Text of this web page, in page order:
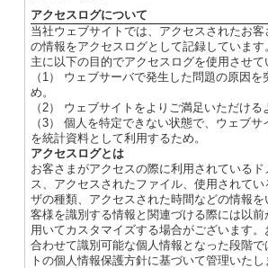
アクセスログについて
当社ウェブサイトでは、アクセスされたお客
の情報をアクセスログとして記録しています
主に以下の目的でアクセスログを使用させて
（1） ウェブサーバで発生した問題の原因
め。
（2） ウェブサイトをよりご満足いただける
（3） 個人を特定できない状態で、ウェブ
を統計資料として利用するため。
アクセスログとは
お客さまがアクセスの際に利用されている
ス、アクセスされたファイル、使用されて
ザの種類、アクセスされた時間などの情報
客様を識別する情報と関連づける際には以
用いてカスタマイズする場合がございます。
合わせて識別可能な個人情報となった段階で
トの個人情報保護方針に基づいて管理いたし